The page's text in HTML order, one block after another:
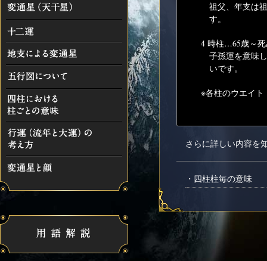
祖父、年支は
す。
4 時柱…65歳～
子孫運を意味
いです。
※各柱のウエイト
さらに詳しい内容を
・四柱柱毎の意味